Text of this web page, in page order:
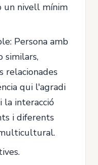
un nivell mínim
Persona amb
similars,
relacionades
qui l'agradi
la interacció
i diferents